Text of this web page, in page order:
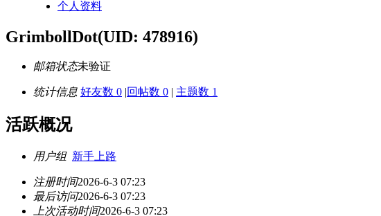
个人资料
GrimbollDot(UID: 478916)
邮箱状态未验证
统计信息 好友数 0 |回帖数 0 | 主题数 1
活跃概况
用户组 新手上路
注册时间2026-6-3 07:23
最后访问2026-6-3 07:23
上次活动时间2026-6-3 07:23